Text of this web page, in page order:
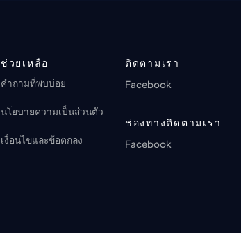
ช่วยเหลือ
คำถามที่พบบ่อย
นโยบายความเป็นส่วนตัว
เงื่อนไขและข้อตกลง
ติดตามเรา
Facebook
ช่องทางติดตามเรา
Facebook